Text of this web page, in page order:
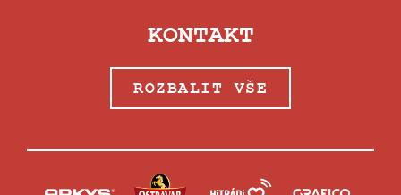
KONTAKT
ROZBALIT VŠE